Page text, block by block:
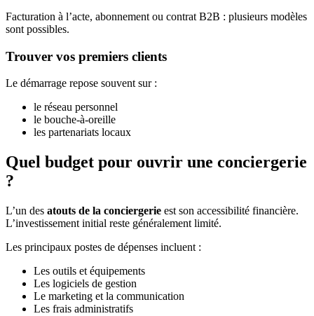
Facturation à l’acte, abonnement ou contrat B2B : plusieurs modèles
sont possibles.
Trouver vos premiers clients
Le démarrage repose souvent sur :
le réseau personnel
le bouche-à-oreille
les partenariats locaux
Quel budget pour ouvrir une conciergerie
?
L’un des atouts de la conciergerie est son accessibilité financière.
L’investissement initial reste généralement limité.
Les principaux postes de dépenses incluent :
Les outils et équipements
Les logiciels de gestion
Le marketing et la communication
Les frais administratifs